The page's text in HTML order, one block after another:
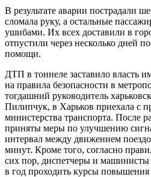
В результате аварии пострадали
сломала руку, а остальные
ушибами. Их всех доставили в
отпустили через несколько дней
помощи.
ДТП в тоннеле заставило власть
на правила безопасности в
тогдашний руководитель
Пилипчук, в Харьков приехала с
министерства транспорта. После
приняты меры по улучшению
интервал между движением
минут. Кроме того, согласно
сих пор, диспетчеры и машинисты
в год проходить курсы